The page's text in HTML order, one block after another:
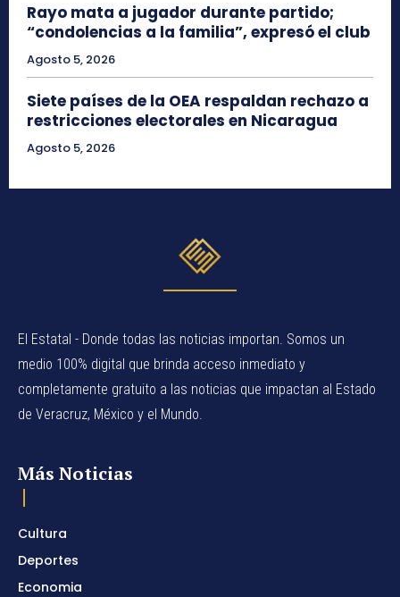
Rayo mata a jugador durante partido;
“condolencias a la familia”, expresó el club
Agosto 5, 2026
Siete países de la OEA respaldan rechazo a
restricciones electorales en Nicaragua
Agosto 5, 2026
El Estatal - Donde todas las noticias importan. Somos un
medio 100% digital que brinda acceso inmediato y
completamente gratuito a las noticias que impactan al Estado
de Veracruz, México y el Mundo.
Más Noticias
Cultura
Deportes
Economia